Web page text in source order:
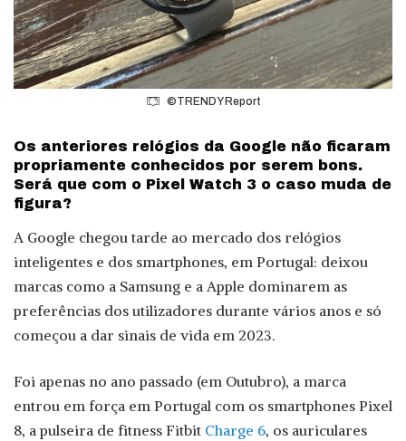
©TRENDY Report
Os anteriores relógios da Google não ficaram
propriamente conhecidos por serem bons.
Será que com o Pixel Watch 3 o caso muda de
figura?
A Google chegou tarde ao mercado dos relógios
inteligentes e dos smartphones, em Portugal: deixou
marcas como a Samsung e a Apple dominarem as
preferências dos utilizadores durante vários anos e só
começou a dar sinais de vida em 2023.
Foi apenas no ano passado (em Outubro), a marca
entrou em força em Portugal com os smartphones Pixel
8, a pulseira de fitness Fitbit Charge 6, os auriculares